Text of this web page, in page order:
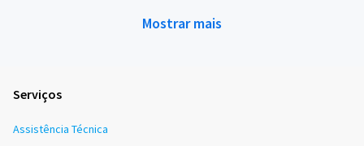
Mostrar mais
Serviços
Assistência Técnica